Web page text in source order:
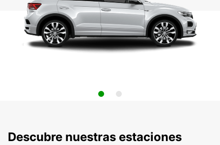
Descubre nuestras estaciones